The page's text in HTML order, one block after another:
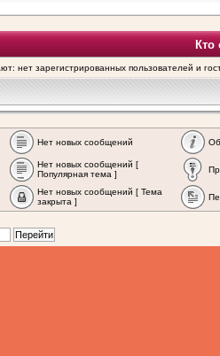
Кто
нет зарегистрированных пользователей и
Нет новых сообщений
Нет новых сообщений [
Популярная тема ]
Нет новых сообщений [ Тема
закрыта ]